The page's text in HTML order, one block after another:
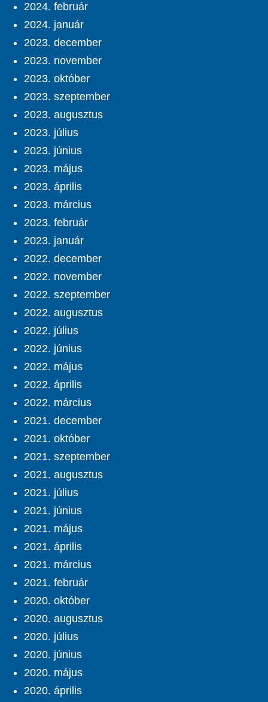
2024. február
2024. január
2023. december
2023. november
2023. október
2023. szeptember
2023. augusztus
2023. július
2023. június
2023. május
2023. április
2023. március
2023. február
2023. január
2022. december
2022. november
2022. szeptember
2022. augusztus
2022. július
2022. június
2022. május
2022. április
2022. március
2021. december
2021. október
2021. szeptember
2021. augusztus
2021. július
2021. június
2021. május
2021. április
2021. március
2021. február
2020. október
2020. augusztus
2020. július
2020. június
2020. május
2020. április